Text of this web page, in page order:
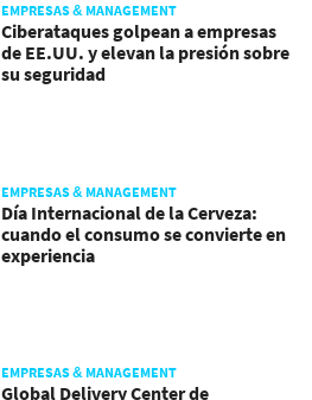
EMPRESAS & MANAGEMENT
Ciberataques golpean a empresas
de EE.UU. y elevan la presión sobre
su seguridad
EMPRESAS & MANAGEMENT
Día Internacional de la Cerveza:
cuando el consumo se convierte en
experiencia
EMPRESAS & MANAGEMENT
Global Delivery Center de